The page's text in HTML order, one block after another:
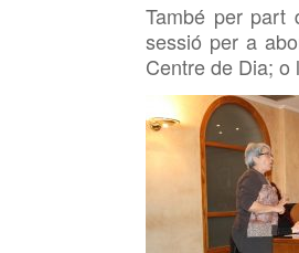
També per part
sessió per a
Centre de Dia; o